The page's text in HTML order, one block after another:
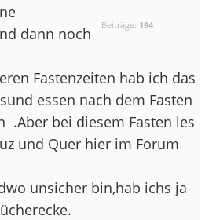
Beiträge: 194
dann noch
Fastenzeiten hab ich das
essen nach dem Fasten
.Aber bei diesem Fasten les
und Quer hier im Forum
unsicher bin,hab ichs ja